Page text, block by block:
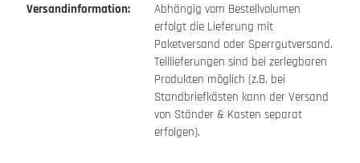
Versandinformation:
Abhängig vom Bestellvolumen
erfolgt die Lieferung mit
Paketversand oder Sperrgutversand.
Teillieferungen sind bei zerlegbaren
Produkten möglich (z.B. bei
Standbriefkästen kann der Versand
von Ständer & Kasten separat
erfolgen).